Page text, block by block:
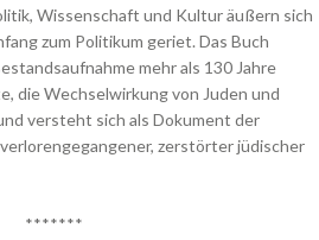
Wissenschaft und Kultur äußern sich
zum Politikum geriet. Das Buch
mehr als 130 Jahre
die Wechselwirkung von Juden und
versteht sich als Dokument der
zerstörter jüdischer
*******